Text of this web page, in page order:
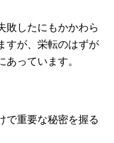
敗したにもかかわら
すが、栄転のはずが
っています。
で重要な秘密を握る